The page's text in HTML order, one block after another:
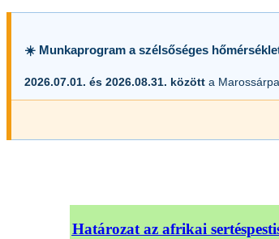
☀️ Munkaprogram a szélsőséges
2026.07.01. és 2026.08.31. között a
Határozat az afrikai